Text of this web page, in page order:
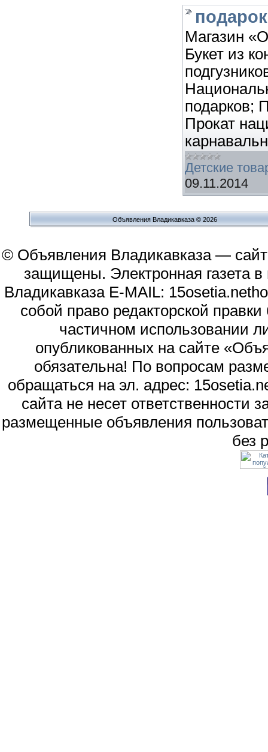
Магазин
Букет из
подарков;
Прокат
Детские
09.11.2014
Объявления Владикавказа © 2026
© Объявления Владикавказа —
защищены. Электронная газета
Владикавказа E-MAIL:
собой право редакторской
частичном использовании
опубликованных на сайте
обязательна! По вопросам
обращаться на эл. адрес:
сайта не несет
размещенные объявления
без